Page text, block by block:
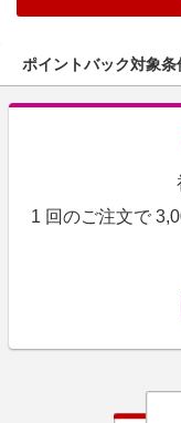
スポーツ・アウトドア
インテリア・寝具
旅行・レジャー・ホテ
生活・お役立ち
ビジネス・その他サー
旅行特集
わくわく夏特集
とことん買い物チャレ
Apple公式サイト×楽
Qoo10メガポ
Samsung ボーナスキ
週末の高還元 夏の長期
ポイントバック対象条
1 回のご注文で